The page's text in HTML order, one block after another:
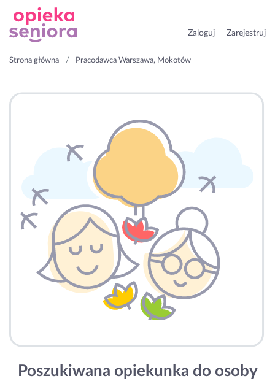
Zaloguj Zarejestruj
Strona główna Pracodawca Warszawa, Mokotów
Poszukiwana opiekunka do osoby